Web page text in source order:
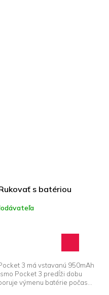
s batériou
3 má vstavanú 950mAh
Pocket 3 predĺži dobu
výmenu batérie počas...